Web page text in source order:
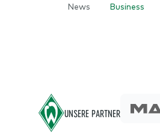
News Business
UNSERE PARTNER